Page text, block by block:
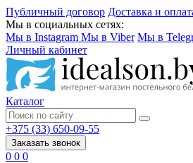
Публичный договор Доставка и
Мы в социальных сетях:
Мы в Instagram Мы в Viber Мы в
Личный кабинет
Каталог
+375 (33) 650-09-55
Заказать звонок
0 0 0